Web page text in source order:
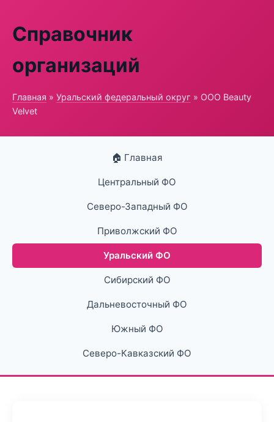
Справочник
организаций
Главная » Уральский федеральный округ » ООО Beauty
Velvet
🏠 Главная
Центральный ФО
Северо-Западный ФО
Приволжский ФО
Уральский ФО
Сибирский ФО
Дальневосточный ФО
Южный ФО
Северо-Кавказский ФО